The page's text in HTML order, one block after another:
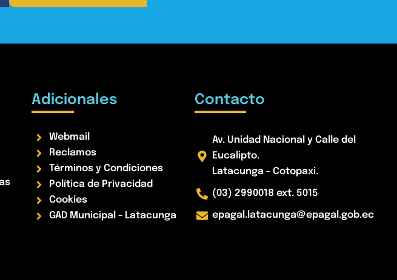
Adicionales
Webmail
Reclamos
Términos y Condiciones
Política de Privacidad
Cookies
GAD Municipal - Latacunga
Contacto
Av. Unidad Nacional y Calle del
Eucalipto.
Latacunga - Cotopaxi.
(03) 2990018 ext. 5015
epagal.latacunga@epagal.gob.ec